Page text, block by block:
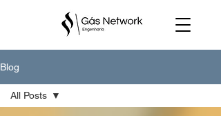
Blog
All Posts